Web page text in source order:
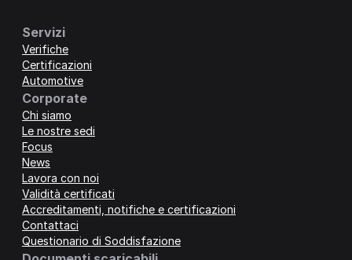
Servizi
Verifiche
Certificazioni
Automotive
Corporate
Chi siamo
Le nostre sedi
Focus
News
Lavora con noi
Validità certificati
Accreditamenti, notifiche e certificazioni
Contattaci
Questionario di Soddisfazione